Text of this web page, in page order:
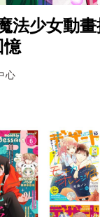
法少女動
憶
心